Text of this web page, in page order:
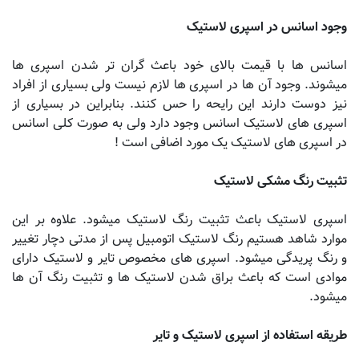
وجود اسانس در اسپری لاستیک
اسانس ها با قیمت بالای خود باعث گران تر شدن اسپری ها
میشوند. وجود آن ها در اسپری ها لازم نیست ولی بسیاری از افراد
نیز دوست دارند این رایحه را حس کنند. بنابراین در بسیاری از
اسپری های لاستیک اسانس وجود دارد ولی به صورت کلی اسانس
در اسپری های لاستیک یک مورد اضافی است !
تثبیت رنگ مشکی لاستیک
اسپری لاستیک باعث تثبیت رنگ لاستیک میشود. علاوه بر این
موارد شاهد هستیم رنگ لاستیک اتومبیل پس از مدتی دچار تغییر
و رنگ پریدگی میشود. اسپری های مخصوص تایر و لاستیک دارای
موادی است که باعث براق شدن لاستیک ها و تثبیت رنگ آن ها
میشود.
طریقه استفاده از اسپری لاستیک و تایر